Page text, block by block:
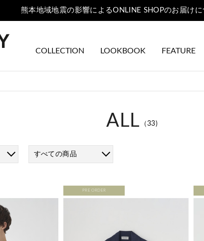
熊本地域地震の影響によるONLINE SHOPのお届けに
COLLECTION LOOKBOOK FEATURE
ALL （33)
すべての商品
PRE ORDER